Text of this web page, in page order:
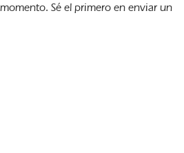
Sé el primero en enviar un